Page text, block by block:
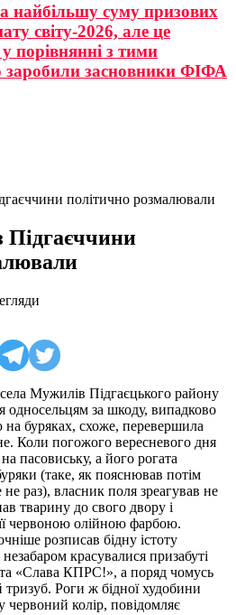
найбільшу суму призових
світу-2026, але це
порівнянні з тими
засновники ФІФА
політично розмалювали
Підгаєччини
Мужилів Підгаєцького району
за шкоду, випадково
на буряках, схоже, перевершила
Коли погожого вересневого дня
пасовиську, а його рогата
(таке, як пояснював потім
раз), власник поля зреагував не
тварину до свого двору і
червоною олiйною фарбою.
розписав бідну істоту
красувалися призабуті
«Слава КПРС!», а поряд чомусь
тризуб. Роги ж бідної худобини
червоний колір, повідомляє